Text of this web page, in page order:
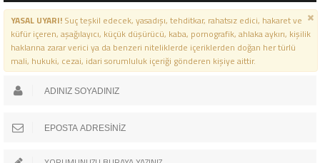
YASAL UYARI!Suç teşkil edecek, yasadışı, tehditkar, rahatsız edici, hakaret ve
küfür içeren, aşağılayıcı, küçük düşürücü, kaba, pornografik, ahlaka aykırı, kişilik
haklarına zarar verici ya da benzeri niteliklerde içeriklerden doğan her türlü
mali, hukuki, cezai, idari sorumluluk içeriği gönderen kişiye aittir.